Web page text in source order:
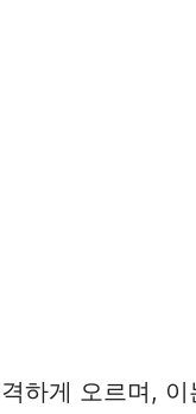
하게 오르며,